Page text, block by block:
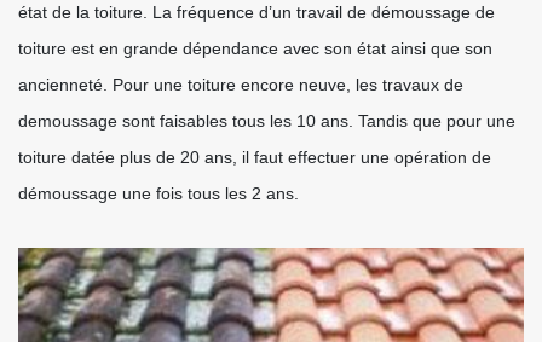
état de la toiture. La fréquence d’un travail de démoussage de
toiture est en grande dépendance avec son état ainsi que son
ancienneté. Pour une toiture encore neuve, les travaux de
demoussage sont faisables tous les 10 ans. Tandis que pour une
toiture datée plus de 20 ans, il faut effectuer une opération de
démoussage une fois tous les 2 ans.